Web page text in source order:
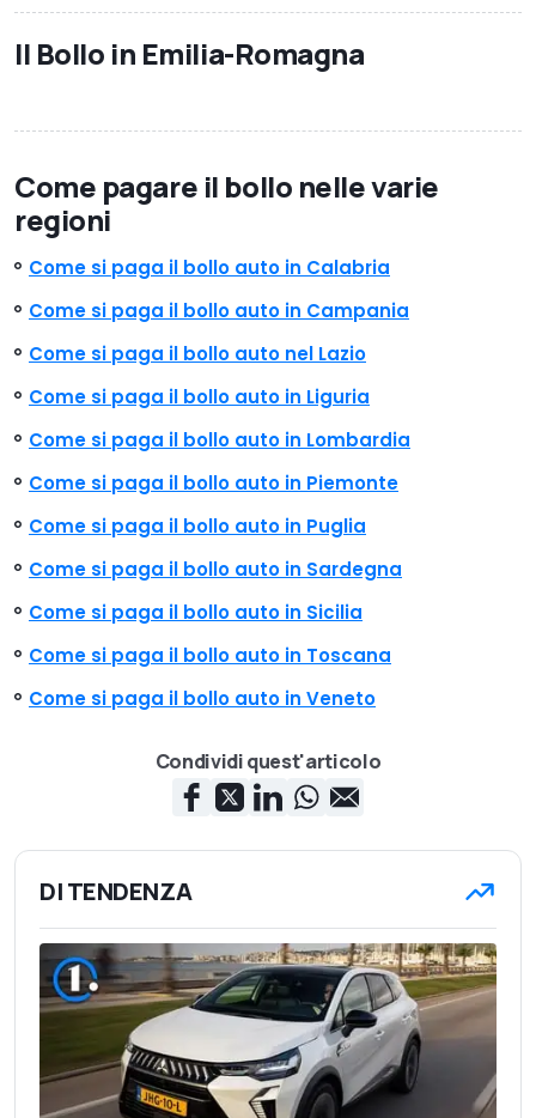
Il Bollo in Emilia-Romagna
Come pagare il bollo nelle varie
regioni
Come si paga il bollo auto in Calabria
Come si paga il bollo auto in Campania
Come si paga il bollo auto nel Lazio
Come si paga il bollo auto in Liguria
Come si paga il bollo auto in Lombardia
Come si paga il bollo auto in Piemonte
Come si paga il bollo auto in Puglia
Come si paga il bollo auto in Sardegna
Come si paga il bollo auto in Sicilia
Come si paga il bollo auto in Toscana
Come si paga il bollo auto in Veneto
Condividi quest'articolo
DI TENDENZA